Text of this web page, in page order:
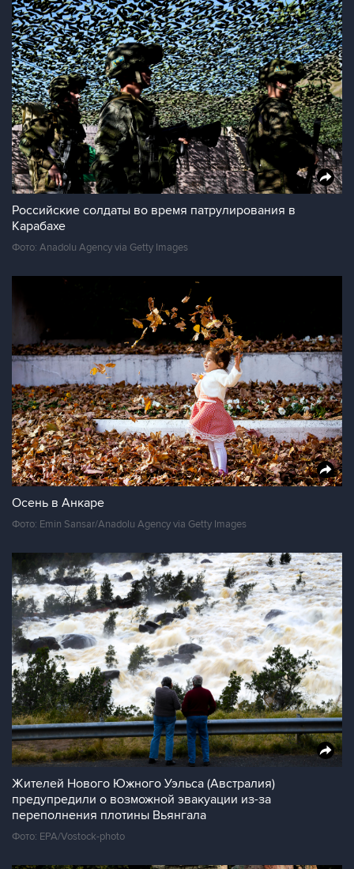
Российские солдаты во время патрулирования в
Карабахе
Фото: Anadolu Agency via Getty Images
Осень в Анкаре
Фото: Emin Sansar/Anadolu Agency via Getty Images
Жителей Нового Южного Уэльса (Австралия)
предупредили о возможной эвакуации из-за
переполнения плотины Вьянгала
Фото: EPA/Vostock-photo